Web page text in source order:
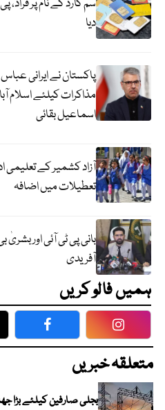
سم کارڈ کے نام پر
دیا
پاکستان نے ایرانی عباس
مذاکرات کیلئے
اسماعیل بقائی
آزاد کشمیر کے تعلیمی
تعطیلات میں اضافہ
بانی پی ٹی آئی اور
آفریدی
ہمیں فالو کریں
Facebook
متعلقہ خبریں
بجلی صارفین کیلئے بڑا